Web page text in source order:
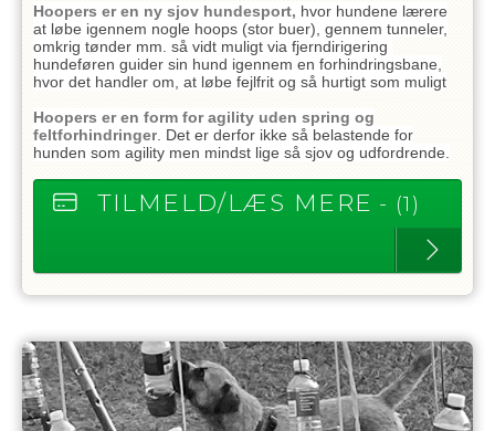
Hoopers er en ny sjov hundesport, hvor hundene lærere
at løbe igennem nogle hoops (stor buer), gennem tunneler,
omkrig tønder mm. så vidt muligt via fjerndirigering
hundeføren guider sin hund igennem en forhindringsbane,
hvor det handler om, at løbe fejlfrit og så hurtigt som muligt
Hoopers er en form for agility uden spring og
feltforhindringer. Det er derfor ikke så belastende for
hunden som agility men mindst lige så sjov og udfordrende.
TILMELD/LÆS MERE - (1)